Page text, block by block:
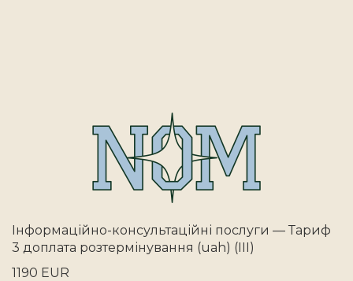
Інформаційно-консультаційні послуги — Тариф
3 доплата розтермінування (uah) (III)
1190 EUR